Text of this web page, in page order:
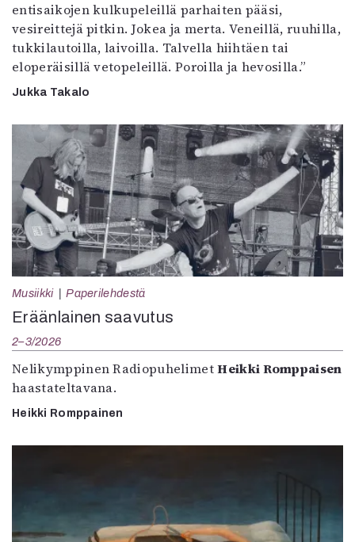
entisaikojen kulkupeleillä parhaiten pääsi,
vesireittejä pitkin. Jokea ja merta. Veneillä, ruuhilla,
tukkilautoilla, laivoilla. Talvella hiihtäen tai
eloperäisillä vetopeleillä. Poroilla ja hevosilla.”
Jukka Takalo
Musiikki Paperilehdestä
Eräänlainen saavutus
2–3/2026
Nelikymppinen RadiopuhelimetHeikki Romppaisen
haastateltavana.
Heikki Romppainen